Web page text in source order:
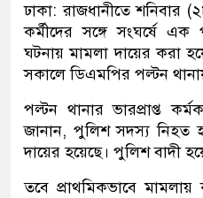
ঢাকা: রাজধানীতে শনিবার
কর্মীদের সঙ্গে সংঘর্ষে
ঘটনায় মামলা দায়ের করা
সকালে ডিএমপির পল্টন
পল্টন থানার ভারপ্রাপ্ত
জানান, পুলিশ সদস্য নিহত
দায়ের হয়েছে। পুলিশ বাদী
তবে প্রাথমিকভাবে